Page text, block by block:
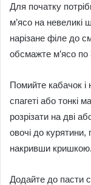
Для початку
м’ясо на невеликі
нарізане філе до
обсмажте м’ясо по
Помийте кабачок і
спагеті або тонкі
розрізати на дві
овочі до
накривши кришкою.
Додайте до пасти